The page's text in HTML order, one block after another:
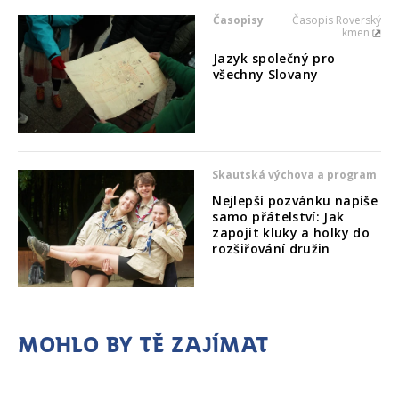
Časopisy
Časopis Roverský
kmen
Jazyk společný pro
všechny Slovany
Skautská výchova a program
Nejlepší pozvánku napíše
samo přátelství: Jak
zapojit kluky a holky do
rozšiřování družin
Mohlo by tě zajímat